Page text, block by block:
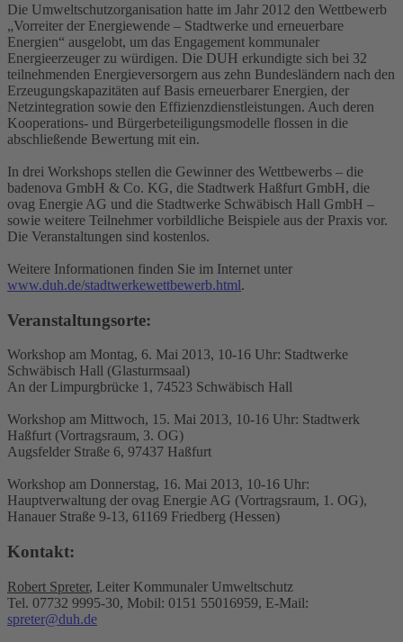
Die Umweltschutzorganisation hatte im Jahr 2012 den Wettbewerb
„Vorreiter der Energiewende – Stadtwerke und erneuerbare
Energien“ ausgelobt, um das Engagement kommunaler
Energieerzeuger zu würdigen. Die DUH erkundigte sich bei 32
teilnehmenden Energieversorgern aus zehn Bundesländern nach den
Erzeugungskapazitäten auf Basis erneuerbarer Energien, der
Netzintegration sowie den Effizienzdienstleistungen. Auch deren
Kooperations- und Bürgerbeteiligungsmodelle flossen in die
abschließende Bewertung mit ein.
In drei Workshops stellen die Gewinner des Wettbewerbs – die
badenova GmbH & Co. KG, die Stadtwerk Haßfurt GmbH, die
ovag Energie AG und die Stadtwerke Schwäbisch Hall GmbH –
sowie weitere Teilnehmer vorbildliche Beispiele aus der Praxis vor.
Die Veranstaltungen sind kostenlos.
Weitere Informationen finden Sie im Internet unter
www.duh.de/stadtwerkewettbewerb.html.
Veranstaltungsorte:
Workshop am Montag, 6. Mai 2013, 10-16 Uhr: Stadtwerke
Schwäbisch Hall (Glasturmsaal)
An der Limpurgbrücke 1, 74523 Schwäbisch Hall
Workshop am Mittwoch, 15. Mai 2013, 10-16 Uhr: Stadtwerk
Haßfurt (Vortragsraum, 3. OG)
Augsfelder Straße 6, 97437 Haßfurt
Workshop am Donnerstag, 16. Mai 2013, 10-16 Uhr:
Hauptverwaltung der ovag Energie AG (Vortragsraum, 1. OG),
Hanauer Straße 9-13, 61169 Friedberg (Hessen)
Kontakt:
Robert Spreter, Leiter Kommunaler Umweltschutz
Tel. 07732 9995-30, Mobil: 0151 55016959, E-Mail:
spreter@duh.de